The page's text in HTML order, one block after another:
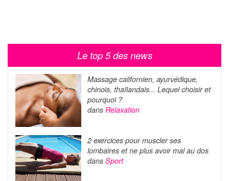
Le top 5 des news
Massage californien, ayurvédique,
chinois, thaïlandais... Lequel choisir et
pourquoi ?
dans Relaxation
2 exercices pour muscler ses
lombaires et ne plus avoir mal au dos
dans Sport